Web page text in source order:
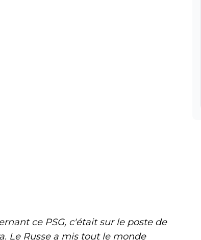
ce PSG, c'était sur le poste de
Le Russe a mis tout le monde